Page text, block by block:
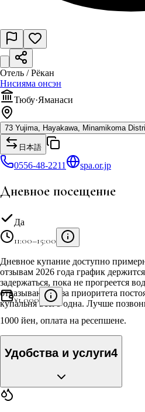
Отель / Рёкан
Нисияма онсэн
Тюбу·Яманаси
73 Yujima, Hayakawa, Minamikoma
日本語
0556-48-2211 spa.or.jp
Дневное посещение
Да
11:00–15:00
Дневное купание доступно
отзывам 2026 года график
задержаться, пока не прогреется
отказывают из-за приоритета
купальня всего одна. Лучше
¥1,000
1000 йен, оплата на ресепшене.
Удобства и услуги4